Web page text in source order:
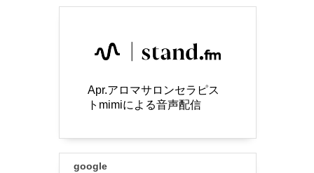
Apr.アロマサロンセラピス
トmimiによる音声配信
google